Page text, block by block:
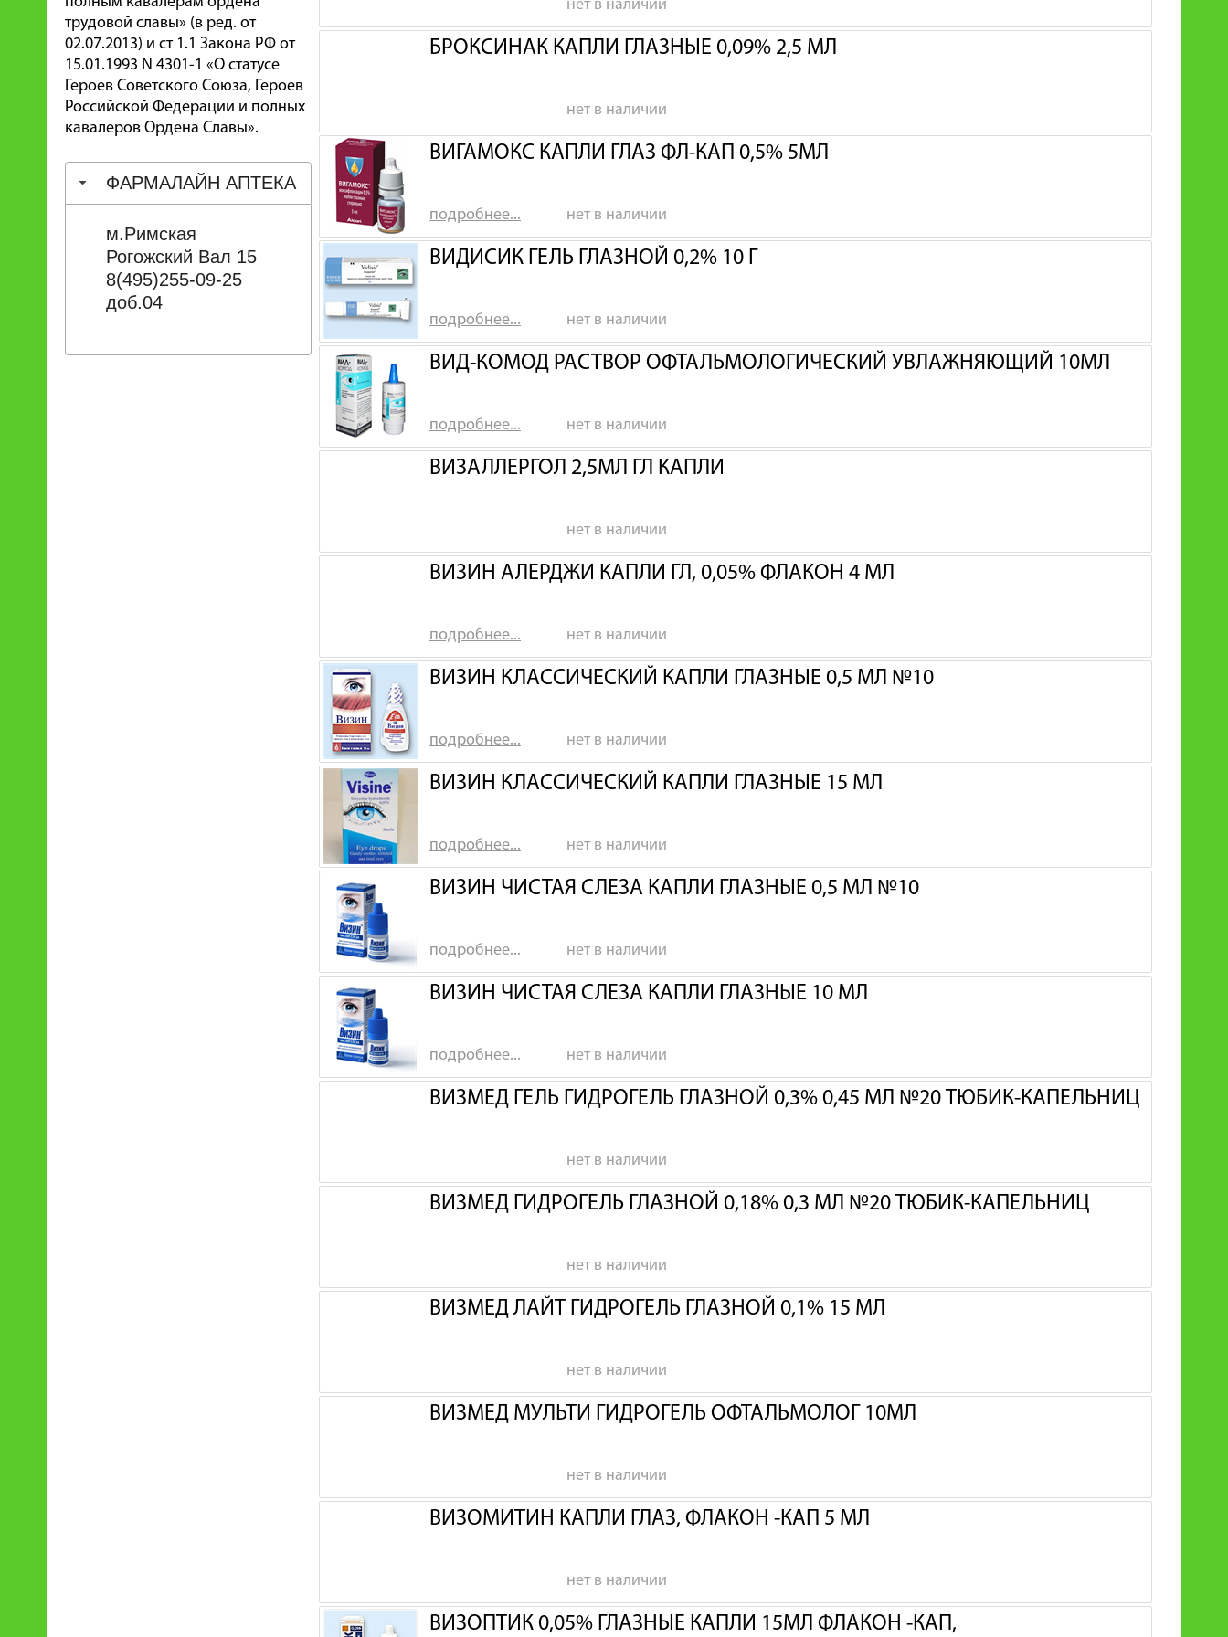
трудовой славы» (в ред. от
02.07.2013) и ст 1.1 Закона РФ от
15.01.1993 N 4301-1 «О статусе
Героев Советского Союза, Героев
Российской Федерации и полных
кавалеров Ордена Славы».
ФАРМАЛАЙН АПТЕКА
м.Римская
Рогожский Вал 15
8(495)255-09-25
доб.04
нет в наличии
БРОКСИНАК КАПЛИ ГЛАЗНЫЕ 0,09% 2,5 МЛ
нет в наличии
ВИГАМОКС КАПЛИ ГЛАЗ ФЛ-КАП 0,5% 5МЛ
подробнее... нет в наличии
ВИДИСИК ГЕЛЬ ГЛАЗНОЙ 0,2% 10 Г
подробнее... нет в наличии
ВИД-КОМОД РАСТВОР ОФТАЛЬМОЛОГИЧЕСКИЙ УВЛАЖНЯЮЩИЙ 10МЛ
подробнее... нет в наличии
ВИЗАЛЛЕРГОЛ 2,5МЛ ГЛ КАПЛИ
нет в наличии
ВИЗИН АЛЕРДЖИ КАПЛИ ГЛ, 0,05% ФЛАКОН 4 МЛ
подробнее... нет в наличии
ВИЗИН КЛАССИЧЕСКИЙ КАПЛИ ГЛАЗНЫЕ 0,5 МЛ №10
подробнее... нет в наличии
ВИЗИН КЛАССИЧЕСКИЙ КАПЛИ ГЛАЗНЫЕ 15 МЛ
подробнее... нет в наличии
ВИЗИН ЧИСТАЯ СЛЕЗА КАПЛИ ГЛАЗНЫЕ 0,5 МЛ №10
подробнее... нет в наличии
ВИЗИН ЧИСТАЯ СЛЕЗА КАПЛИ ГЛАЗНЫЕ 10 МЛ
подробнее... нет в наличии
ВИЗМЕД ГЕЛЬ ГИДРОГЕЛЬ ГЛАЗНОЙ 0,3% 0,45 МЛ №20 ТЮБИК-КАПЕЛЬНИЦ
нет в наличии
ВИЗМЕД ГИДРОГЕЛЬ ГЛАЗНОЙ 0,18% 0,3 МЛ №20 ТЮБИК-КАПЕЛЬНИЦ
нет в наличии
ВИЗМЕД ЛАЙТ ГИДРОГЕЛЬ ГЛАЗНОЙ 0,1% 15 МЛ
нет в наличии
ВИЗМЕД МУЛЬТИ ГИДРОГЕЛЬ ОФТАЛЬМОЛОГ 10МЛ
нет в наличии
ВИЗОМИТИН КАПЛИ ГЛАЗ, ФЛАКОН -КАП 5 МЛ
нет в наличии
ВИЗОПТИК 0,05% ГЛАЗНЫЕ КАПЛИ 15МЛ ФЛАКОН -КАП,